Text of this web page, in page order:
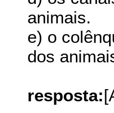
animais.
e) o
dos
resposta: